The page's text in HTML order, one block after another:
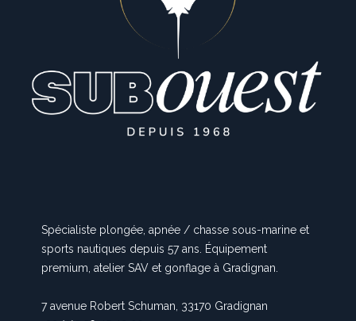
Spécialiste plongée, apnée / chasse sous-marine et
sports nautiques depuis 57 ans. Équipement
premium, atelier SAV et gonflage à Gradignan.
7 avenue Robert Schuman, 33170 Gradignan